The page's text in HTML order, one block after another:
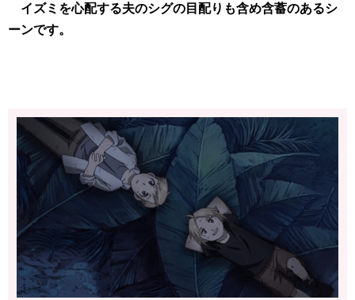
イズミを心配する夫のシグの目配りも含め含蓄のあるシ
ーンです。